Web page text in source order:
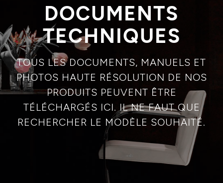
DOCUMENTS
TECHNIQUES
TOUS LES DOCUMENTS, MANUELS ET
PHOTOS HAUTE RÉSOLUTION DE NOS
PRODUITS PEUVENT ÊTRE
TÉLÉCHARGÉS ICI. IL NE FAUT QUE
RECHERCHER LE MODÈLE SOUHAITÉ.